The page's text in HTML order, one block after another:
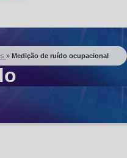
» Medição de ruído ocupacional